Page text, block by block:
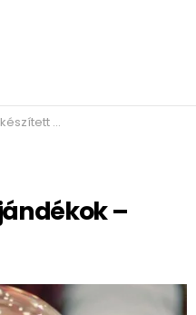
– Hógömb házilag
–